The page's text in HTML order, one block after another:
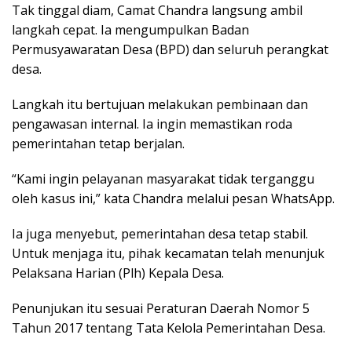
Tak tinggal diam, Camat Chandra langsung ambil
langkah cepat. Ia mengumpulkan Badan
Permusyawaratan Desa (BPD) dan seluruh perangkat
desa.
Langkah itu bertujuan melakukan pembinaan dan
pengawasan internal. Ia ingin memastikan roda
pemerintahan tetap berjalan.
“Kami ingin pelayanan masyarakat tidak terganggu
oleh kasus ini,” kata Chandra melalui pesan WhatsApp.
Ia juga menyebut, pemerintahan desa tetap stabil.
Untuk menjaga itu, pihak kecamatan telah menunjuk
Pelaksana Harian (Plh) Kepala Desa.
Penunjukan itu sesuai Peraturan Daerah Nomor 5
Tahun 2017 tentang Tata Kelola Pemerintahan Desa.